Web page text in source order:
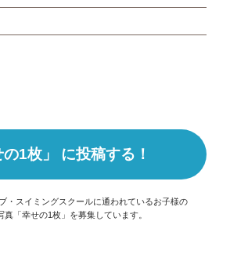
の1枚」 に投稿する！
・スイミングスクールに通われているお子様の
真「幸せの1枚」を募集しています。